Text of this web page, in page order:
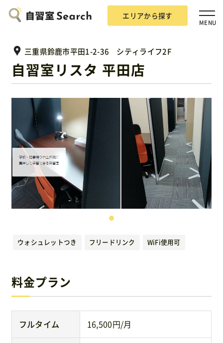
エリアから探す
MENU
エリアから探す
自習室Searchとは？
掲載希望の方
広告掲載について
運営元
お問い合わせ
三重県鈴鹿市平田1-2-36 シティライフ2F
自習室リスタ 平田店
ウォシュレットつき フリードリンク WiFi使用可
料金プラン
フルタイム 16,500円/月